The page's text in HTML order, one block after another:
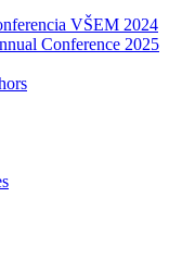
VŠEM 2024
Conference 2025